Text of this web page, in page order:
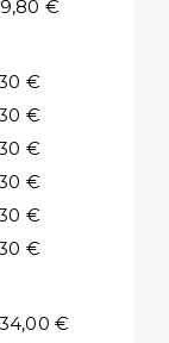
€
€
€
€
€
€
€
€